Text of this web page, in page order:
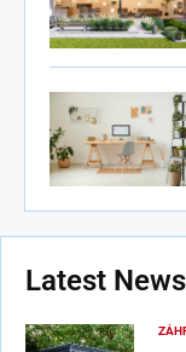
Latest News